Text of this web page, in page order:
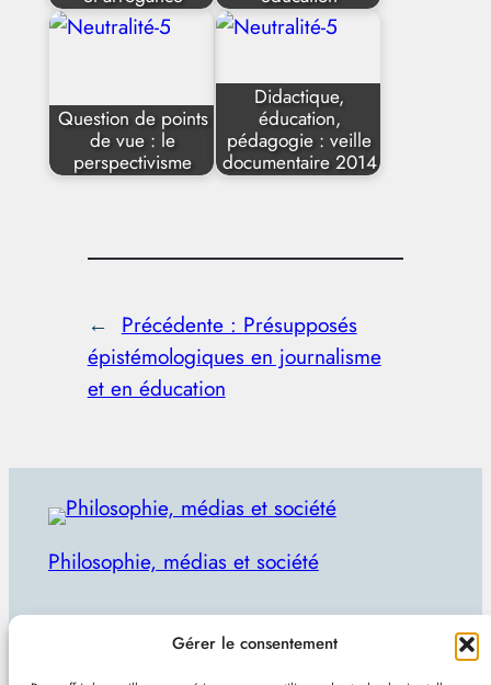
Gérer le consentement
Question de points
de vue : le
perspectivisme
Didactique,
éducation,
pédagogie : veille
documentaire 2014
← Précédente : Présupposés
épistémologiques en journalisme
et en éducation
Philosophie, médias et société